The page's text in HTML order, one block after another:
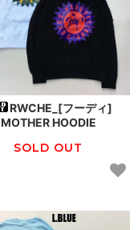
RWCHE_[フーディ]
MOTHER HOODIE
SOLD OUT